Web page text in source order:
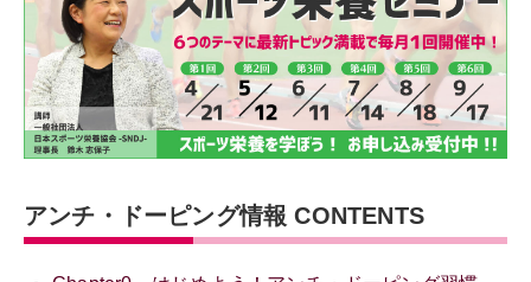
アンチ・ドーピング情報 CONTENTS